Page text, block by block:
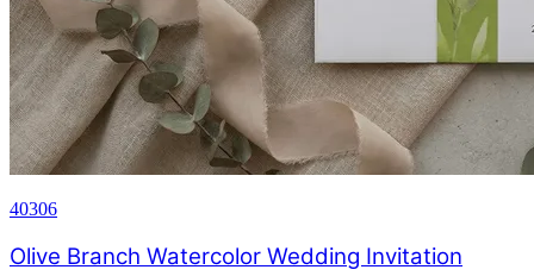
40306
Olive Branch Watercolor Wedding Invitation